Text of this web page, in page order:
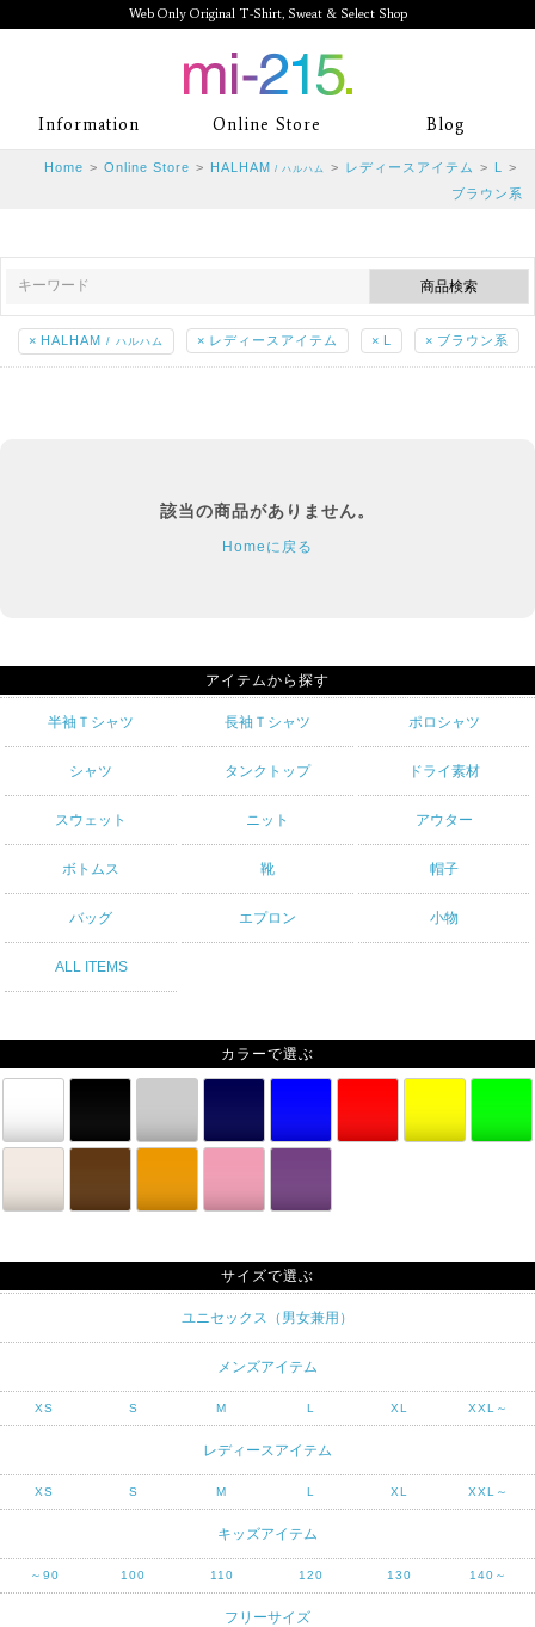
Web Only Original T-Shirt, Sweat & Select Shop
mi-215. Web Only Original T-Shirt,
Sweat & Select Shop mi-215. Tシャ
ツを中心としたカジュアルスタイルブ
Information Online Store Blog
Home > Online Store > HALHAM / ハルハム > レディースアイテム > L
>
ブラウン系
× HALHAM / ハルハム × レディースアイテム × L × ブラウン系
該当の商品がありません。
Homeに戻る
アイテムから探す
半袖Ｔシャツ 長袖Ｔシャツ ポロシャツ
シャツ タンクトップ ドライ素材
スウェット ニット アウター
ボトムス 靴 帽子
バッグ エプロン 小物
ALL ITEMS
カラーで選ぶ
サイズで選ぶ
ユニセックス（男女兼用）
メンズアイテム
XS S M L XL XXL～
レディースアイテム
XS S M L XL XXL～
キッズアイテム
～90 100 110 120 130 140～
フリーサイズ